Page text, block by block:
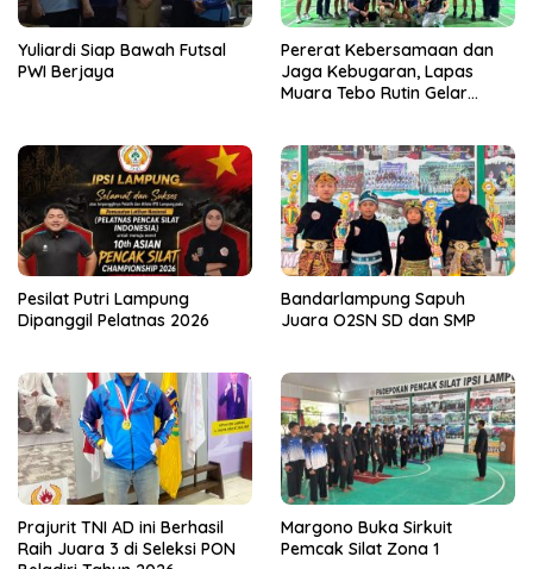
Yuliardi Siap Bawah Futsal
PWI Berjaya
Pererat Kebersamaan dan
Jaga Kebugaran, Lapas
Muara Tebo Rutin Gelar
Pesilat Putri Lampung
Dipanggil Pelatnas 2026
Bandarlampung Sapuh
Juara O2SN SD dan SMP
Prajurit TNI AD ini Berhasil
Raih Juara 3 di Seleksi PON
Margono Buka Sirkuit
Pemcak Silat Zona 1